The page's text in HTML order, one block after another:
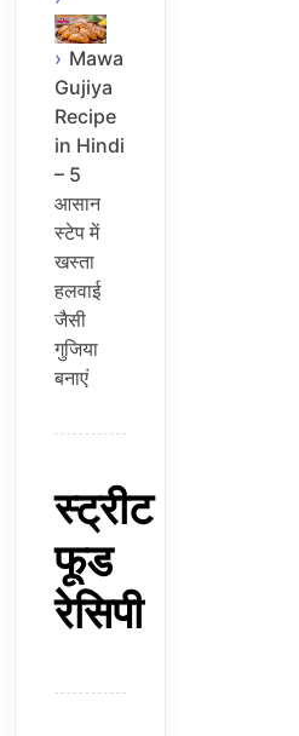
Mawa
Gujiya
Recipe
in Hindi
– 5
आसान
स्टेप में
खस्ता
हलवाई
जैसी
गुजिया
बनाएं
स्ट्रीट
फूड
रेसिपी